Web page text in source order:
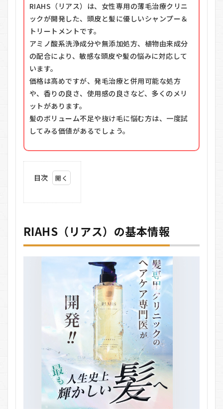
RIAHS（リアス）は、女性専用の薄毛治療クリニ
ックが開発した、頭皮と髪に優しいシャンプー＆
トリートメントです。
アミノ酸系洗浄成分や無添加処方、植物由来成分
の配合により、敏感な頭皮や髪の悩みに対応して
います。
価格は高めですが、発毛治療と併用可能な処方
や、香りの良さ、使用感の良さなど、多くのメリ
ットがあります。
髪のボリューム不足や抜け毛に悩む方は、一度試
してみる価値があるでしょう。
目次
1.1
医療
ノン
カチ
オン
トリ
ート
RIAHS（リアス）の基本情報